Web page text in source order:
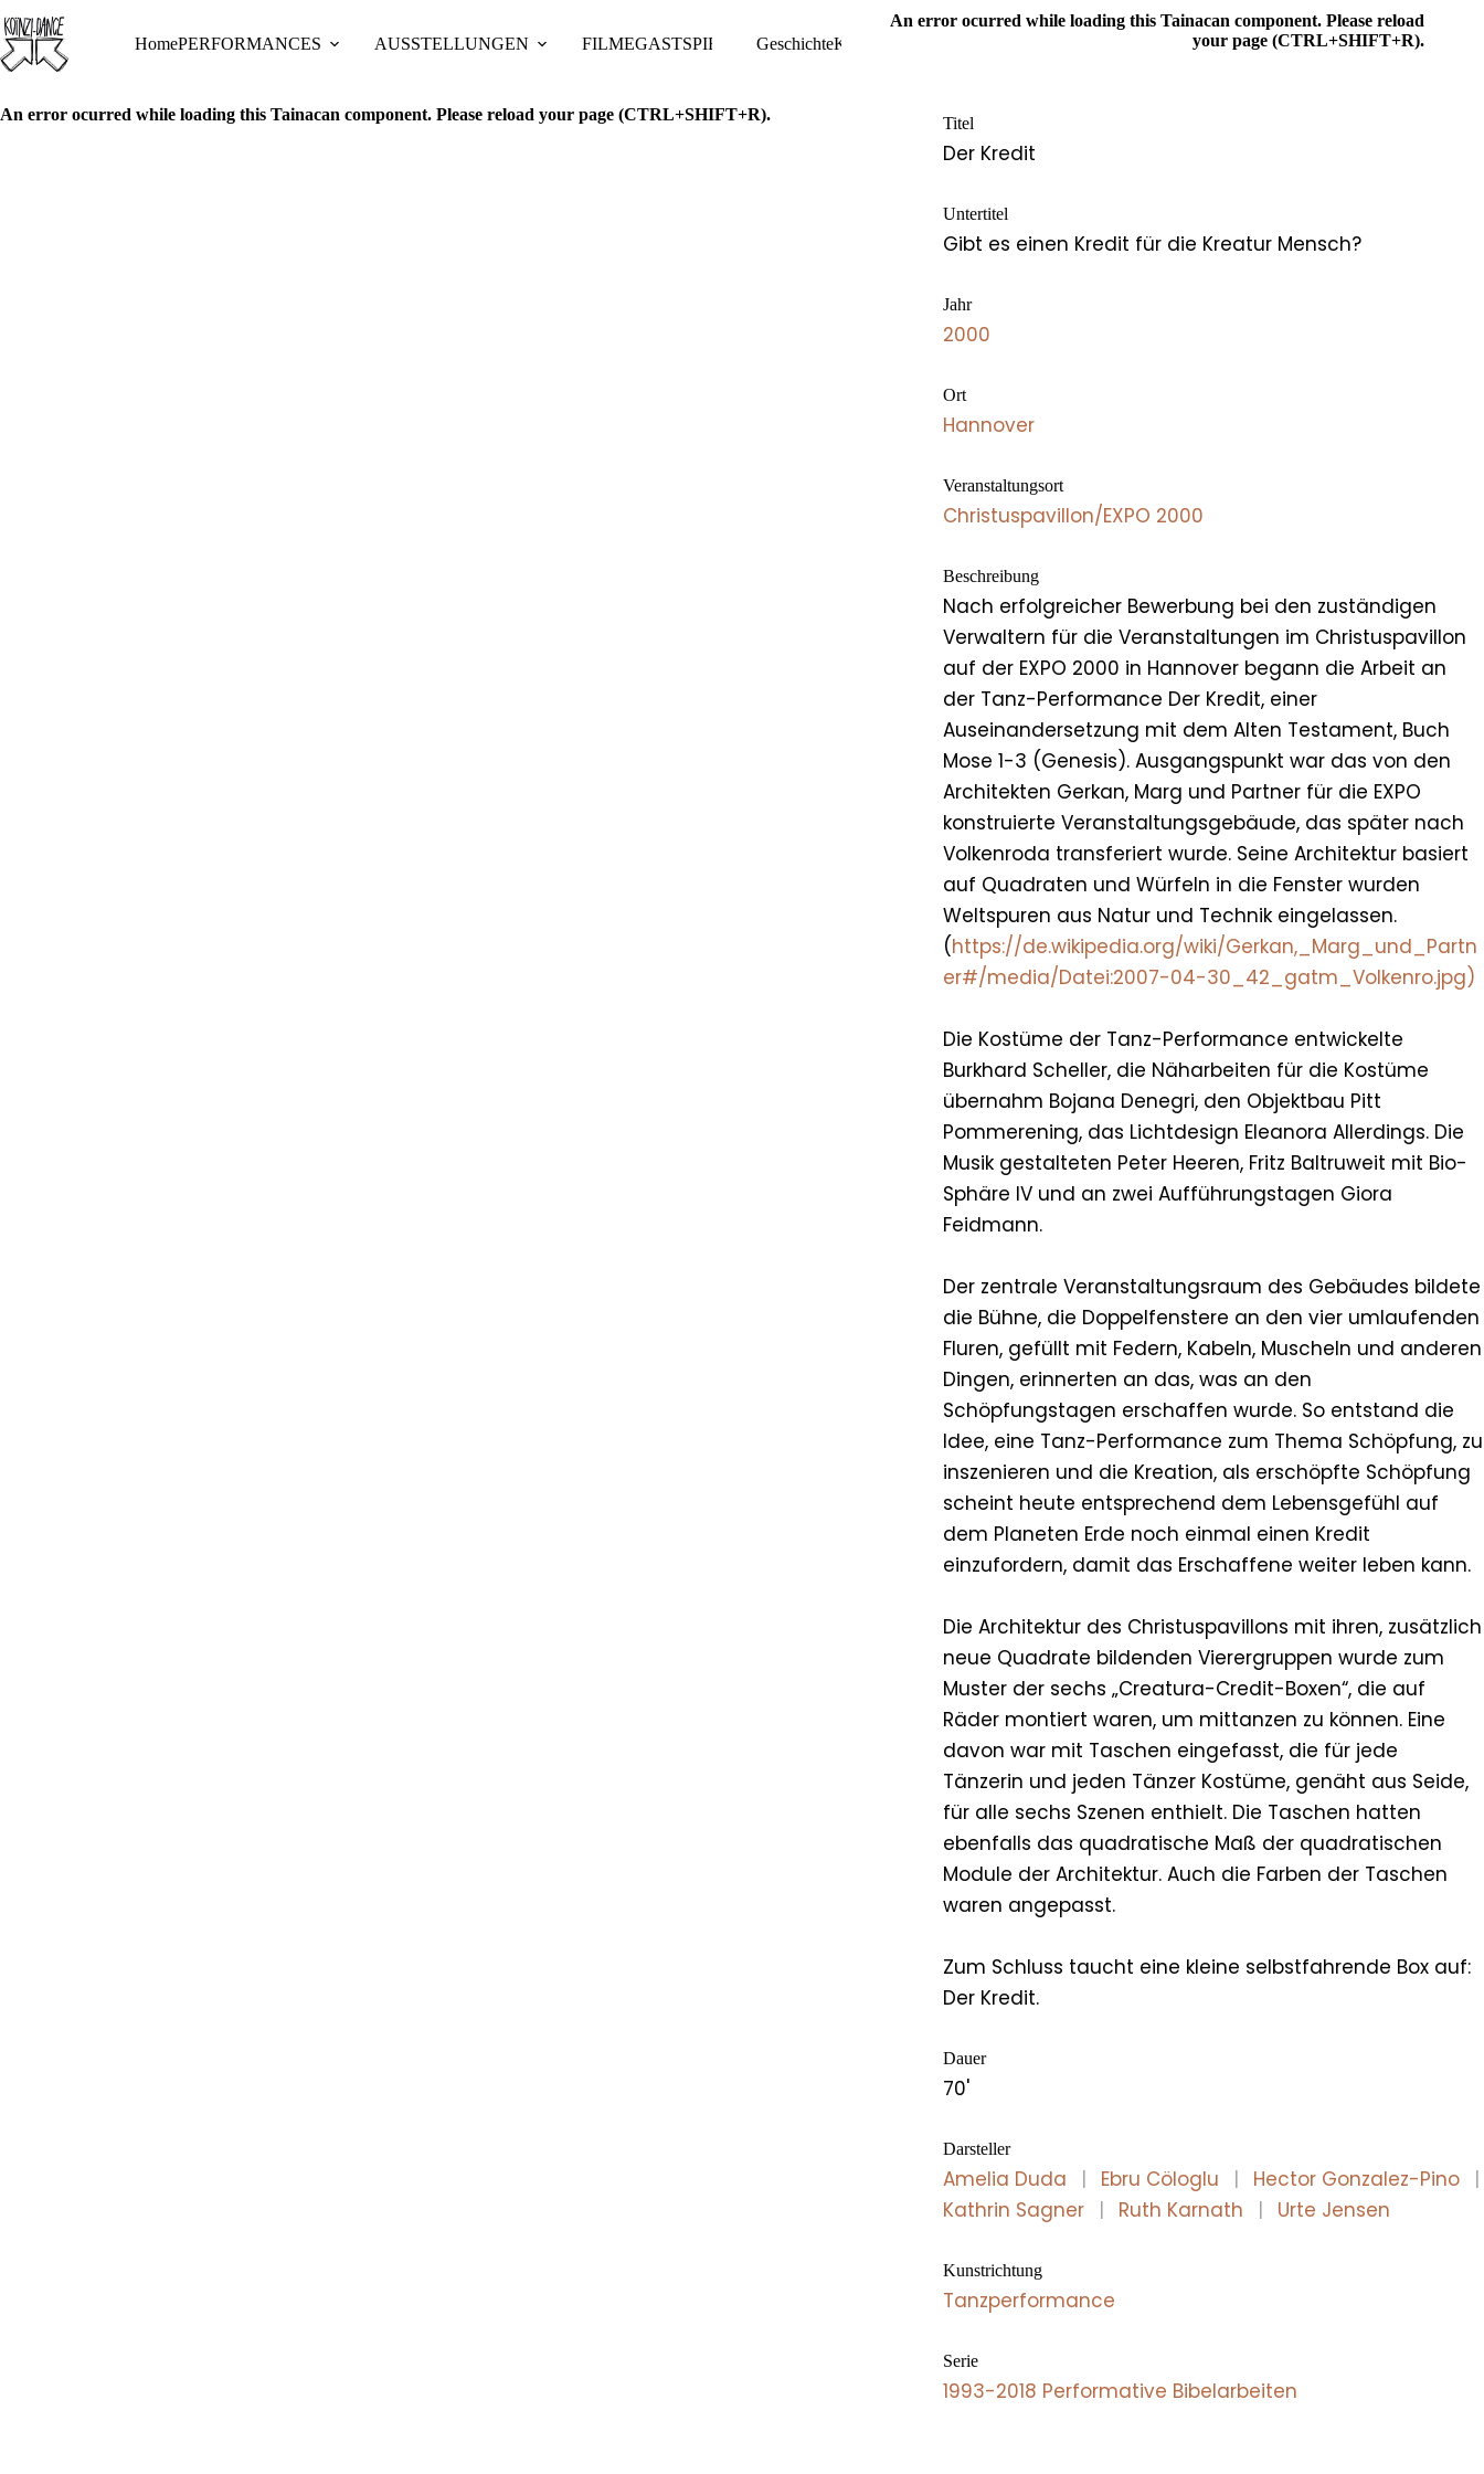
to
content
HomePERFORMANCES AUSSTELLUNGEN FILMEGASTSPIELE TAGUNGEN
GeschichteKontakt
An error ocurred while loading this Tainacan component. Please reload
your page (CTRL+SHIFT+R).
An error ocurred while loading this Tainacan component. Please reload your page (CTRL+SHIFT+R). Titel
Der Kredit
Untertitel
Gibt es einen Kredit für die Kreatur Mensch?
Jahr
2000
Ort
Hannover
Veranstaltungsort
Christuspavillon/EXPO 2000
Beschreibung
Nach erfolgreicher Bewerbung bei den zuständigen
Verwaltern für die Veranstaltungen im Christuspavillon
auf der EXPO 2000 in Hannover begann die Arbeit an
der Tanz-Performance Der Kredit, einer
Auseinandersetzung mit dem Alten Testament, Buch
Mose 1-3 (Genesis). Ausgangspunkt war das von den
Architekten Gerkan, Marg und Partner für die EXPO
konstruierte Veranstaltungsgebäude, das später nach
Volkenroda transferiert wurde. Seine Architektur basiert
auf Quadraten und Würfeln in die Fenster wurden
Weltspuren aus Natur und Technik eingelassen.
(https://de.wikipedia.org/wiki/Gerkan,_Marg_und_Partn
er#/media/Datei:2007-04-30_42_gatm_Volkenro.jpg)
Die Kostüme der Tanz-Performance entwickelte
Burkhard Scheller, die Näharbeiten für die Kostüme
übernahm Bojana Denegri, den Objektbau Pitt
Pommerening, das Lichtdesign Eleanora Allerdings. Die
Musik gestalteten Peter Heeren, Fritz Baltruweit mit Bio-
Sphäre IV und an zwei Aufführungstagen Giora
Feidmann.
Der zentrale Veranstaltungsraum des Gebäudes bildete
die Bühne, die Doppelfenstere an den vier umlaufenden
Fluren, gefüllt mit Federn, Kabeln, Muscheln und anderen
Dingen, erinnerten an das, was an den
Schöpfungstagen erschaffen wurde. So entstand die
Idee, eine Tanz-Performance zum Thema Schöpfung, zu
inszenieren und die Kreation, als erschöpfte Schöpfung
scheint heute entsprechend dem Lebensgefühl auf
dem Planeten Erde noch einmal einen Kredit
einzufordern, damit das Erschaffene weiter leben kann.
Die Architektur des Christuspavillons mit ihren, zusätzlich
neue Quadrate bildenden Vierergruppen wurde zum
Muster der sechs „Creatura-Credit-Boxen“, die auf
Räder montiert waren, um mittanzen zu können. Eine
davon war mit Taschen eingefasst, die für jede
Tänzerin und jeden Tänzer Kostüme, genäht aus Seide,
für alle sechs Szenen enthielt. Die Taschen hatten
ebenfalls das quadratische Maß der quadratischen
Module der Architektur. Auch die Farben der Taschen
waren angepasst.
Zum Schluss taucht eine kleine selbstfahrende Box auf:
Der Kredit.
Dauer
70'
Darsteller
Amelia Duda | Ebru Cöloglu | Hector Gonzalez-Pino
|
Kathrin Sagner
| Ruth Karnath | Urte Jensen
Kunstrichtung
Tanzperformance
Serie
1993-2018 Performative Bibelarbeiten